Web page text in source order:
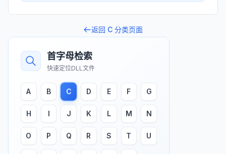
返回 C 分类页面
首字母检索
快速定位DLL文件
A B C D E F G
H I J K L M N
O P Q R S T U